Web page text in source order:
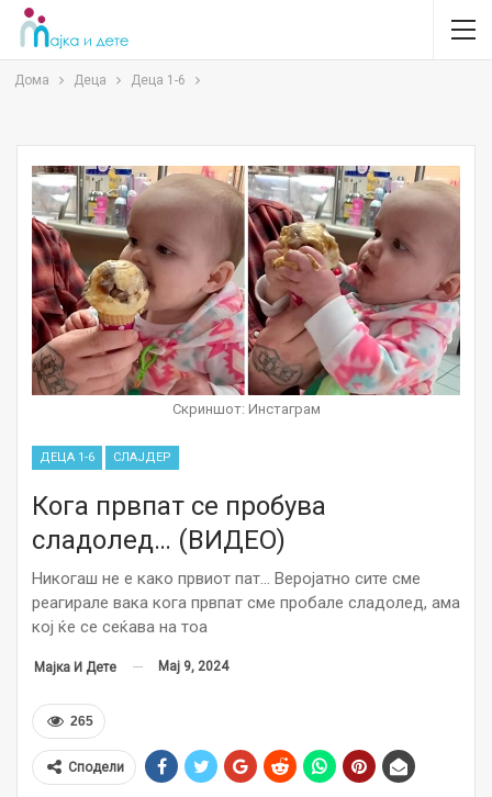
Дома Деца Деца 1-6
Скриншот: Инстаграм
ДЕЦА 1-6 СЛАЈДЕР
Кога првпат се пробува
сладолед… (ВИДЕО)
Никогаш не е како првиот пат… Веројатно сите сме
реагирале вака кога првпат сме пробале сладолед, ама
кој ќе се сеќава на тоа
Мајка И Дете Мај 9, 2024
265
Сподели